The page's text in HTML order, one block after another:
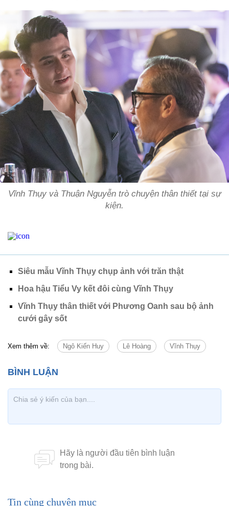
Vĩnh Thụy và Thuận Nguyễn trò chuyện thân thiết tại sự
kiện.
Siêu mẫu Vĩnh Thụy chụp ảnh với trăn thật
Hoa hậu Tiểu Vy kết đôi cùng Vĩnh Thụy
Vĩnh Thụy thân thiết với Phương Oanh sau bộ ảnh
cưới gây sốt
Xem thêm về: Ngô Kiến Huy Lê Hoàng Vĩnh Thụy
Tin cùng chuyên mục